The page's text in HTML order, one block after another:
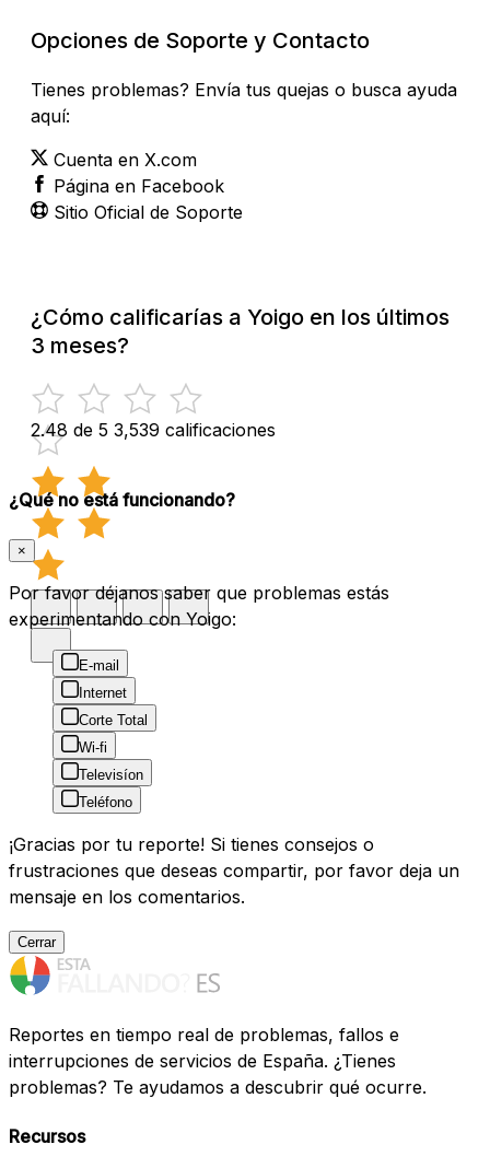
Opciones de Soporte y Contacto
Tienes problemas? Envía tus quejas o busca ayuda
aquí:
Cuenta en X.com
Página en Facebook
Sitio Oficial de Soporte
¿Cómo calificarías a Yoigo en los últimos
3 meses?
2.48 de 5 3,539 calificaciones
¿Qué no está funcionando?
×
Por favor déjanos saber que problemas estás
experimentando con Yoigo:
E-mail
Internet
Corte Total
Wi-fi
Televisíon
Teléfono
¡Gracias por tu reporte! Si tienes consejos o
frustraciones que deseas compartir, por favor deja un
mensaje en los comentarios.
Cerrar
Reportes en tiempo real de problemas, fallos e
interrupciones de servicios de España. ¿Tienes
problemas? Te ayudamos a descubrir qué ocurre.
Recursos